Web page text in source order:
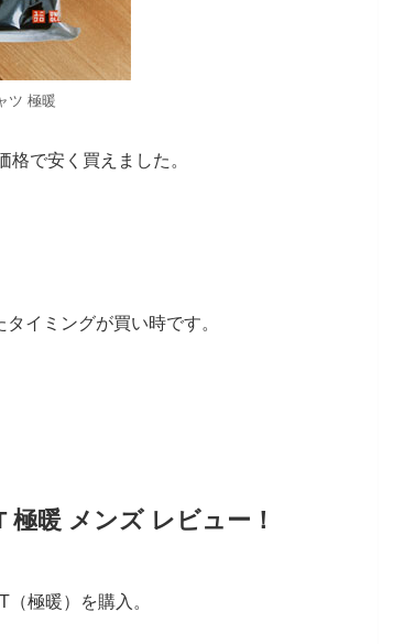
ツ 極暖
格で安く買えました。
イミングが買い時です。
暖 メンズ レビュー！
極暖）を購入。